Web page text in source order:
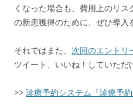
くなった場合も、費用上のリ
の新患獲得のために、ぜひ導入
それではまた、 次回のエントリ
ツイート、いいね！していただ
>> 診療予約システム「診療予